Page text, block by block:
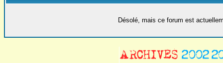
Désolé, mais ce forum est